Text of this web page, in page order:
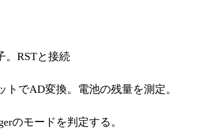
。RSTと接続
トでAD変換。電池の残量を測定。
のモードを判定する。